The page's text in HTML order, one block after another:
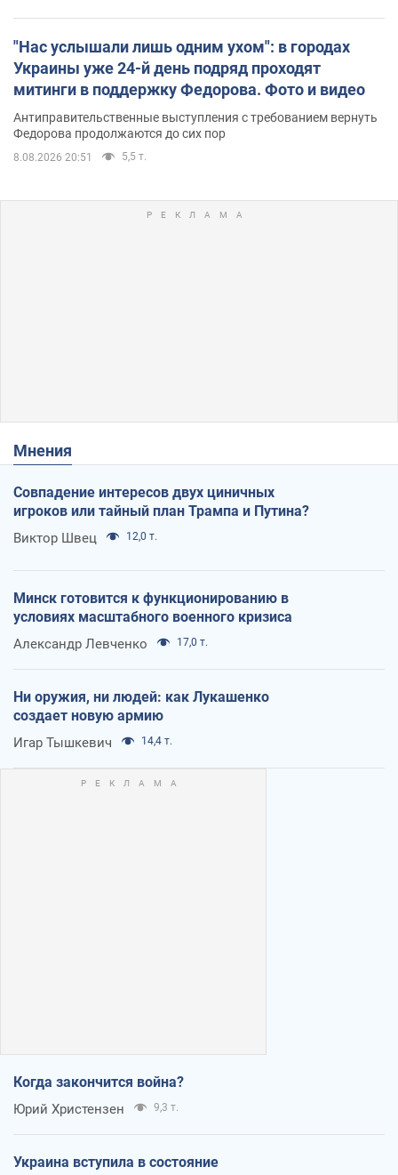
"Нас услышали лишь одним ухом": в городах
Украины уже 24-й день подряд проходят
митинги в поддержку Федорова. Фото и видео
Антиправительственные выступления с требованием вернуть
Федорова продолжаются до сих пор
8.08.2026 20:51 5,5 т.
Мнения
Совпадение интересов двух циничных
игроков или тайный план Трампа и Путина?
Виктор Швец 12,0 т.
Минск готовится к функционированию в
условиях масштабного военного кризиса
Александр Левченко 17,0 т.
Ни оружия, ни людей: как Лукашенко
создает новую армию
Игар Тышкевич 14,4 т.
Когда закончится война?
Юрий Христензен 9,3 т.
Украина вступила в состояние